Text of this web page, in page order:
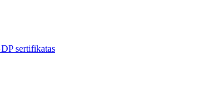
sertifikatas